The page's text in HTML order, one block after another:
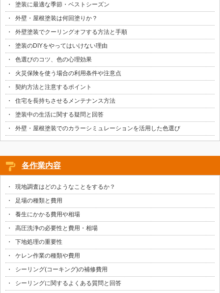
塗装に最適な季節・ベストシーズン
外壁・屋根塗装は何回塗りか？
外壁塗装でクーリングオフする方法と手順
塗装のDIYをやってはいけない理由
色選びのコツ、色の心理効果
火災保険を使う場合の利用条件や注意点
契約方法と注意するポイント
住宅を長持ちさせるメンテナンス方法
塗装中の生活に関する疑問と回答
外壁・屋根塗装でのカラーシミュレーションを活用した色選び
各作業内容
現地調査はどのようなことをするか？
足場の種類と費用
養生にかかる費用や相場
高圧洗浄の必要性と費用・相場
下地処理の重要性
ケレン作業の種類や費用
シーリング(コーキング)の補修費用
シーリングに関するよくある質問と回答